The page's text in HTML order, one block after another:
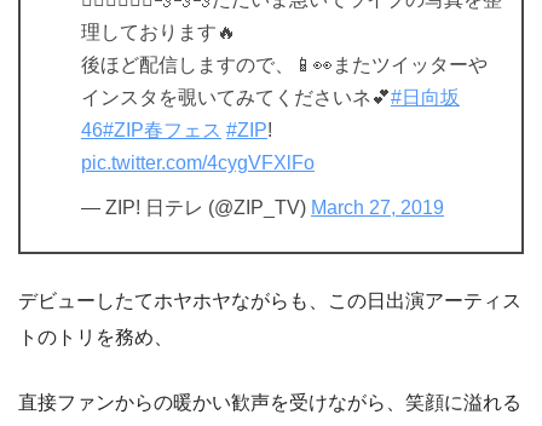
理しております🔥
後ほど配信しますので、📱👀またツイッターや
インスタを覗いてみてくださいネ💕#日向坂
46#ZIP春フェス #ZIP!
pic.twitter.com/4cygVFXlFo
— ZIP! 日テレ (@ZIP_TV) March 27, 2019
デビューしたてホヤホヤながらも、この日出演アーティス
トのトリを務め、
直接ファンからの暖かい歓声を受けながら、笑顔に溢れる